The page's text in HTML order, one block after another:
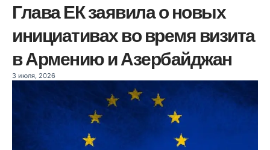
Глава ЕК заявила о новых
инициативах во время визита
в Армению и Азербайджан
3 июля, 2026